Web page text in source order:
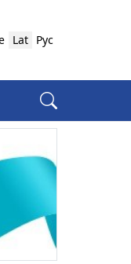
Lat Рус